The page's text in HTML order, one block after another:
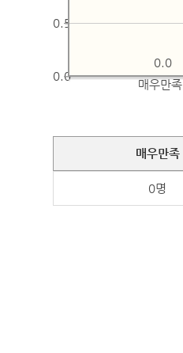
매우만족
0.0
0.5
0.0
매우만족
0명